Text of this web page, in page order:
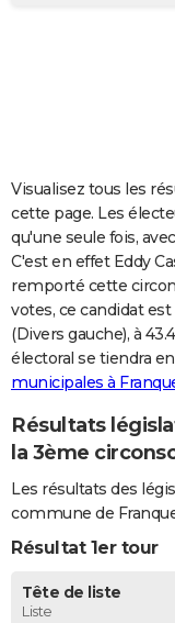
Carte de Noël
Carte Bonne année
Carte Saint-Valentin
Carte Pâques
Carte d'anniversaire
DICTIONNAIRE
Dictionnaire
Biographies
Citations
Expressions
Proverbes
PROGRAMME TV
COPAINS D'AVANT
S'inscrire
Se connecter
Lycées
Collèges
Primaires
Universités
Entreprises
Service militaire
Avis de recherche
AVIS DE DÉCÈS
FORUM
Bricolage
Lifestyle
Culture
Sport
Auto
Television
Voyage
Cinema
Visualisez tous les
cette page. Les
qu'une seule fois,
C'est en effet Eddy
remporté cette
votes, ce candidat
(Divers gauche), à
électoral se tiendra
municipales à
Résultats
la 3ème
Les résultats des
commune de
Résultat 1er tour
Tête de liste
Liste